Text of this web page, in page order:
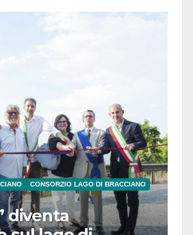
CONSORZIO LAGO DI BRACCIANO
diventa